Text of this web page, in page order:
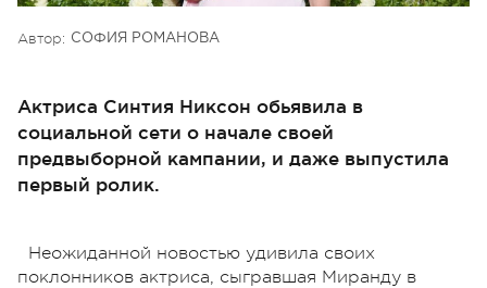
Автор: СОФИЯ РОМАНОВА
Актриса Синтия Никсон обьявила в
социальной сети о начале своей
предвыборной кампании, и даже выпустила
первый ролик.
Неожиданной новостью удивила своих
поклонников актриса, сыгравшая Миранду в